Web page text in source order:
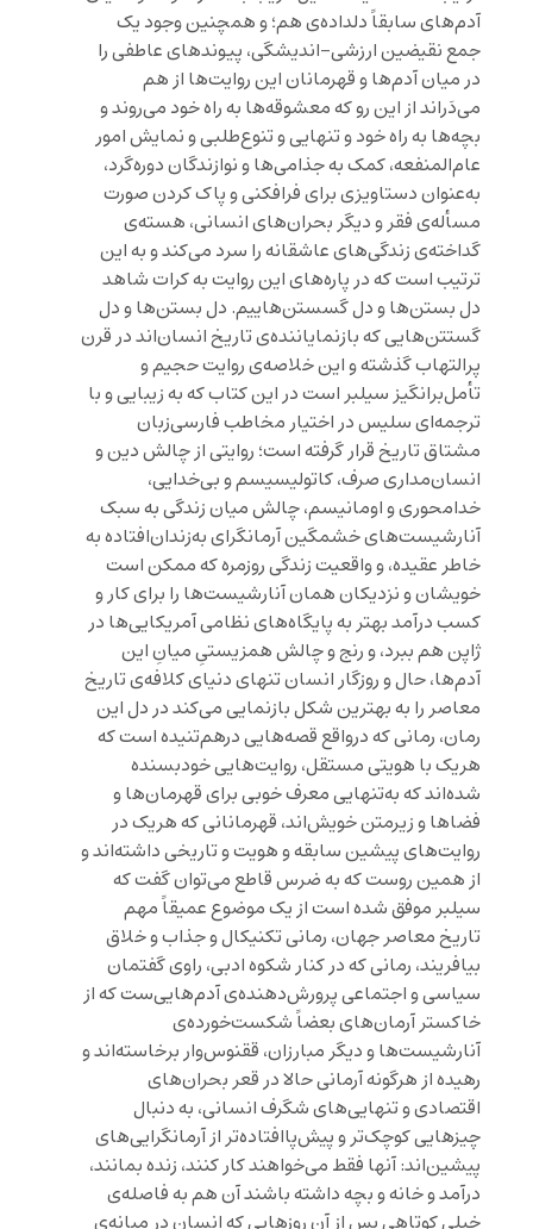
آدم‌های سابقاً دلداده‌ی هم؛ و همچنین وجود یک
جمع نقیضین ارزشی-اندیشگی، پیوندهای عاطفی را
در میان آدم‌ها و قهرمانان این روایت‌ها از هم
می‌دَراند از این رو که معشوقه‌ها به راه خود می‌روند و
بچه‌ها به راه خود و تنهایی و تنوع‌طلبی و نمایش امور
عام‌المنفعه، کمک به جذامی‌ها و نوازندگان دوره‌گرد،
به‌عنوان دستاویزی برای فرافکنی و پاک کردن صورت‌
مسأله‌ی فقر و دیگر بحران‌های انسانی، هسته‌ی
گداخته‌ی زندگی‌های عاشقانه را سرد می‌کند و به این
ترتیب است که در پاره‌های این روایت به کرات شاهد
دل بستن‌ها و دل گسستن‌هاییم. دل بستن‌ها و دل
گستتن‌هایی که بازنمایاننده‌ی تاریخ انسان‌اند در قرن
پرالتهاب گذشته و این خلاصه‌ی روایت حجیم و
تأمل‌برانگیز سیلبر است در این کتاب که به زیبایی و با
ترجمه‌ای سلیس در اختیار مخاطب فارسی‌زبان
مشتاق تاریخ قرار گرفته است؛ روایتی از چالش دین و
انسان‌مداری صرف، کاتولیسیسم و بی‌خدایی،
خدامحوری و اومانیسم، چالش میان زندگی به سبک
آنارشیست‌های خشمگین آرمانگرای به‌زندان‌افتاده به
خاطر عقیده، و واقعیت زندگی روزمره که ممکن است
خویشان و نزدیکان همان آنارشیست‌ها را برای کار و
کسب درآمد بهتر به پایگاه‌های نظامی آمریکایی‌ها در
ژاپن هم ببرد، و رنج و چالش همزیستیِ میانِ این
آدم‌ها، حال و روزگار انسان تنهای دنیای کلافه‌ی تاریخ
معاصر را به بهترین شکل بازنمایی می‌کند در دل این
رمان، رمانی که درواقع قصه‌هایی درهم‌تنیده است که
هریک با هویتی مستقل، روایت‌هایی خودبسنده
شده‌اند که به‌تنهایی معرف خوبی برای قهرمان‌ها و
فضاها و زیرمتن خویش‌اند، قهرمانانی که هریک در
روایت‌های پیشین سابقه‌ و هویت و تاریخی داشته‌اند و
از همین روست که به ضرس قاطع می‌توان گفت که
سیلبر موفق شده است از یک موضوع عمیقاً مهم
تاریخ معاصر جهان، رمانی تکنیکال و جذاب و خلاق
بیافریند، رمانی که در کنار شکوه ادبی، راوی گفتمان
سیاسی و اجتماعی پرورش‌دهنده‌ی آدم‌هایی‌ست که از
خاکستر آرمان‌های بعضاً شکست‌خورده‌ی
آنارشیست‌ها و دیگر مبارزان، ققنوس‌وار برخاسته‌اند و
رهیده از هرگونه آرمانی حالا در قعر بحران‌های
اقتصادی و تنهایی‌های شگرف انسانی، به دنبال
چیزهایی کوچک‌تر و پیش‌پاافتاده‌تر از آرمانگرایی‌های
پیشین‌اند: آنها فقط می‌خواهند کار کنند، زنده بمانند،
درآمد و خانه و بچه داشته باشند آن هم به فاصله‌ی
خیلی کوتاهی پس از آن روزهایی که انسان در میانه‌ی